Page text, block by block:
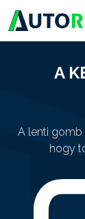
A
A lenti gomb
hogy